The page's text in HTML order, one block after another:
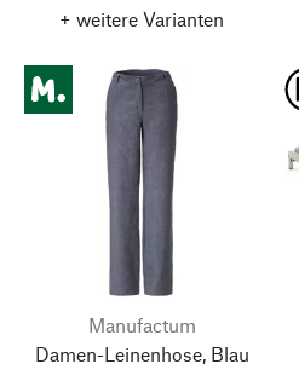
+ weitere Varianten
Manufactum
Damen-Leinenhose, Blau